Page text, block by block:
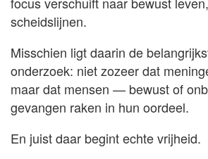
scheidslijnen.
Misschien ligt daarin de
onderzoek: niet zozeer dat
maar dat mensen — bewust of
gevangen raken in hun oordeel.
En juist daar begint echte vrijheid.